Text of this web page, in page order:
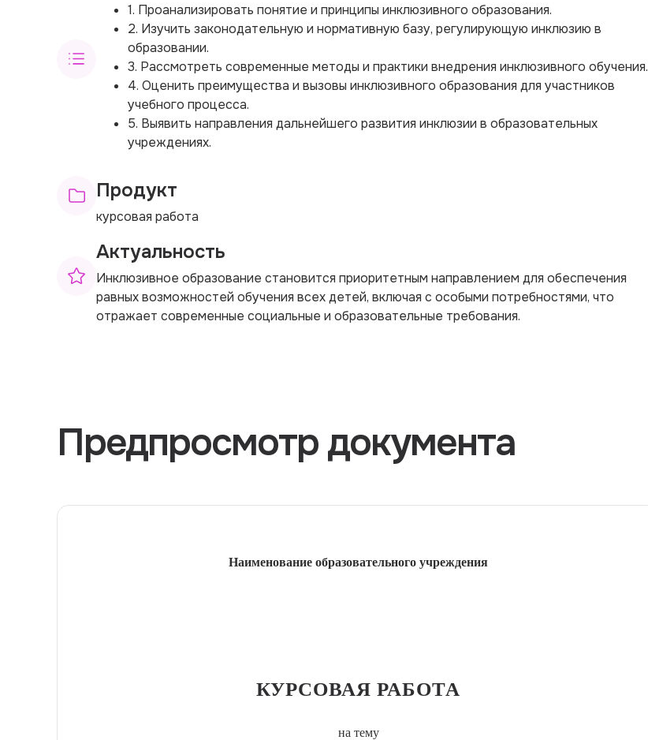
1. Проанализировать понятие и принципы инклюзивного образования.
2. Изучить законодательную и нормативную базу, регулирующую инклюзию в
образовании.
3. Рассмотреть современные методы и практики внедрения инклюзивного обучения.
4. Оценить преимущества и вызовы инклюзивного образования для участников
учебного процесса.
5. Выявить направления дальнейшего развития инклюзии в образовательных
учреждениях.
Продукт
курсовая работа
Актуальность
Инклюзивное образование становится приоритетным направлением для обеспечения
равных возможностей обучения всех детей, включая с особыми потребностями, что
отражает современные социальные и образовательные требования.
Предпросмотр документа
Наименование образовательного учреждения
КУРСОВАЯ РАБОТА
на тему